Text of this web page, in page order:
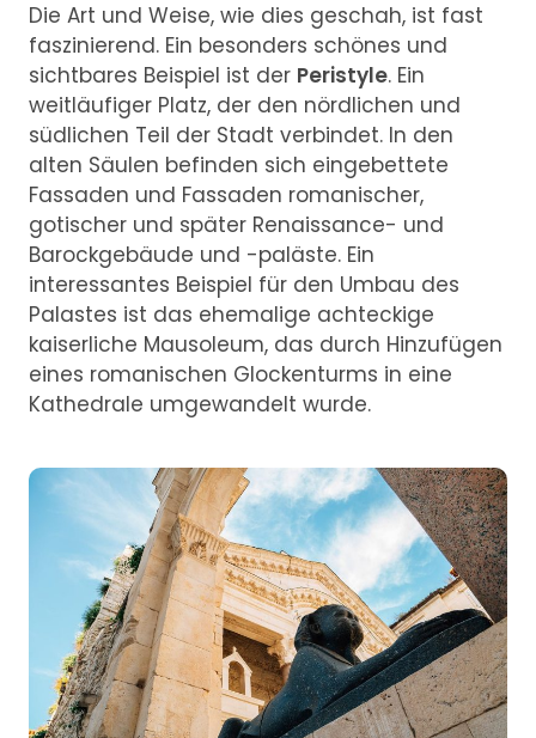
Die Art und Weise, wie dies geschah, ist fast
faszinierend. Ein besonders schönes und
sichtbares Beispiel ist der Peristyle. Ein
weitläufiger Platz, der den nördlichen und
südlichen Teil der Stadt verbindet. In den
alten Säulen befinden sich eingebettete
Fassaden und Fassaden romanischer,
gotischer und später Renaissance- und
Barockgebäude und -paläste. Ein
interessantes Beispiel für den Umbau des
Palastes ist das ehemalige achteckige
kaiserliche Mausoleum, das durch Hinzufügen
eines romanischen Glockenturms in eine
Kathedrale umgewandelt wurde.